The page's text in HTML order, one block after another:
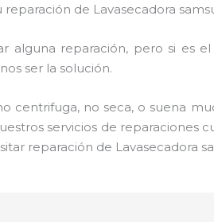
de Lavasecadora
alguna reparación, pero si es
ser la solución.
centrifuga, no seca, o suena
servicios de reparaciones
reparación de Lavasecadora